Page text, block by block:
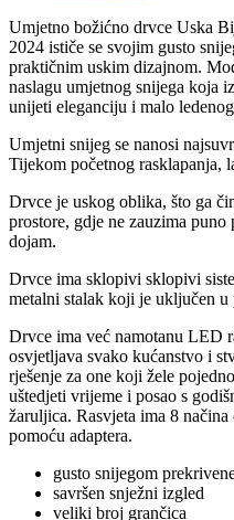
Umjetno božićno drvce Uska
2024 ističe se svojim gusto
praktičnim uskim dizajnom.
naslagu umjetnog snijega koja
unijeti eleganciju i malo
Umjetni snijeg se nanosi
Tijekom početnog rasklapanja,
Drvce je uskog oblika, što ga
prostore, gdje ne zauzima puno
dojam.
Drvce ima sklopivi sklopivi
metalni stalak koji je uključen u
Drvce ima već namotanu LED
osvjetljava svako kućanstvo i
rješenje za one koji žele
uštedjeti vrijeme i posao s
žaruljica. Rasvjeta ima 8
pomoću adaptera.
gusto snijegom
savršen snježni izgled
veliki broj grančica